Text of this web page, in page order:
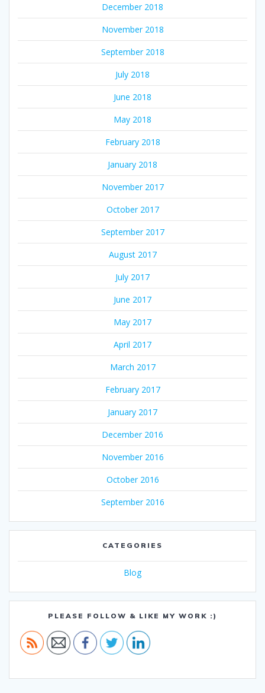
December 2018
November 2018
September 2018
July 2018
June 2018
May 2018
February 2018
January 2018
November 2017
October 2017
September 2017
August 2017
July 2017
June 2017
May 2017
April 2017
March 2017
February 2017
January 2017
December 2016
November 2016
October 2016
September 2016
CATEGORIES
Blog
PLEASE FOLLOW & LIKE MY WORK :)